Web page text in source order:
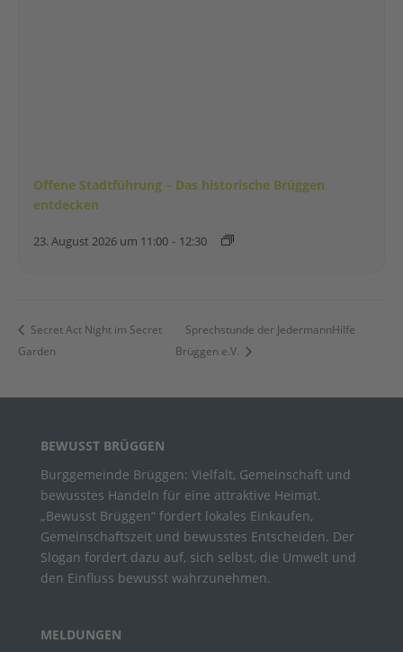
Offene Stadtführung – Das historische Brüggen
entdecken
23. August 2026 um 11:00 - 12:30
Secret Act Night im Secret
Garden
Sprechstunde der JedermannHilfe
Brüggen e.V.
BEWUSST BRÜGGEN
Burggemeinde Brüggen: Vielfalt, Gemeinschaft und
bewusstes Handeln für eine attraktive Heimat.
„Bewusst Brüggen“ fördert lokales Einkaufen,
Gemeinschaftszeit und bewusstes Entscheiden. Der
Slogan fordert dazu auf, sich selbst, die Umwelt und
den Einfluss bewusst wahrzunehmen.
MELDUNGEN